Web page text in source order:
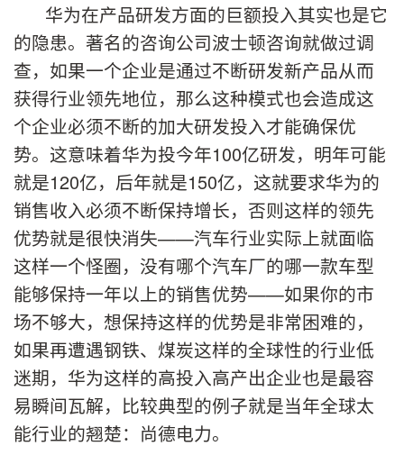
华为在产品研发方面的巨额投入其实也是它
的隐患。著名的咨询公司波士顿咨询就做过调
查，如果一个企业是通过不断研发新产品从而
获得行业领先地位，那么这种模式也会造成这
个企业必须不断的加大研发投入才能确保优
势。这意味着华为投今年100亿研发，明年可能
就是120亿，后年就是150亿，这就要求华为的
销售收入必须不断保持增长，否则这样的领先
优势就是很快消失——汽车行业实际上就面临
这样一个怪圈，没有哪个汽车厂的哪一款车型
能够保持一年以上的销售优势——如果你的市
场不够大，想保持这样的优势是非常困难的，
如果再遭遇钢铁、煤炭这样的全球性的行业低
迷期，华为这样的高投入高产出企业也是最容
易瞬间瓦解，比较典型的例子就是当年全球太
能行业的翘楚：尚德电力。